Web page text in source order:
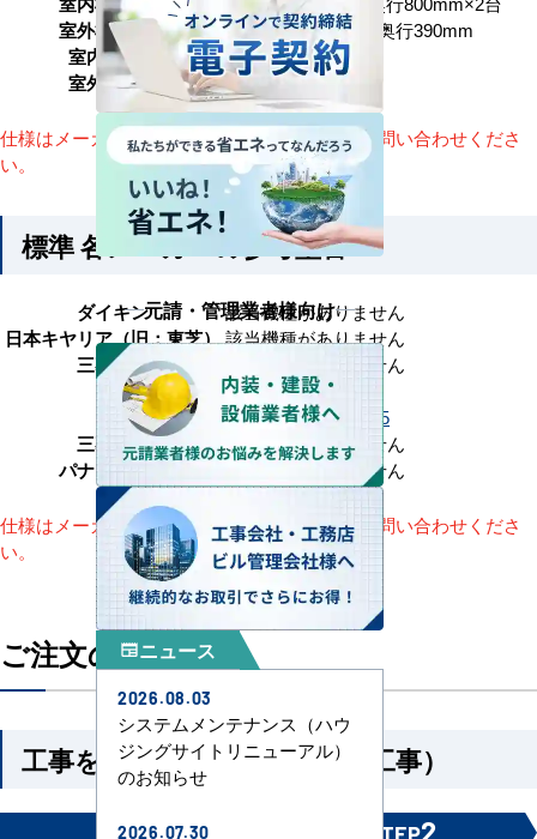
室外機サイズ
高さ1650×幅1100×奥行390mm
室内機重量
48(kg)×2台
室外機重量
163kg
仕様はメーカーによって異なります。詳細はお問い合わせくださ
い。
標準 各メーカーの参考型番
ダイキン
該当機種がありません
日本キヤリア（旧：東芝）該当機種がありません
三菱電機
該当機種がありません
日立
RPI-GP335RSHP5
RPI-GP335RSHPC5
三菱重工
該当機種がありません
パナソニック
該当機種がありません
仕様はメーカーによって異なります。詳細はお問い合わせくださ
い。
ご注文の流れ
工事を依頼される方（機器＋工事）
1 2
元請・管理業者様向け
newspaperニュース
2026.08.03
システムメンテナンス（ハウ
ジングサイトリニューアル）
のお知らせ
2026.07.30